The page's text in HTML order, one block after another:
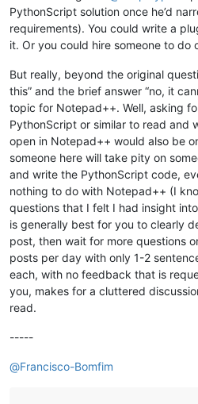
PythonScript solution once he’d
requirements). You could write a
it. Or you could hire someone to do
But really, beyond the original
this” and the brief answer “no, it
topic for Notepad++. Well, asking
PythonScript or similar to read and
open in Notepad++ would also be
someone here will take pity on
and write the PythonScript code,
nothing to do with Notepad++ (I
questions that I felt I had insight
is generally best for you to clearly
post, then wait for more questions
posts per day with only 1-2
each, with no feedback that is
you, makes for a cluttered
read.
-----
@Francisco-Bomfim